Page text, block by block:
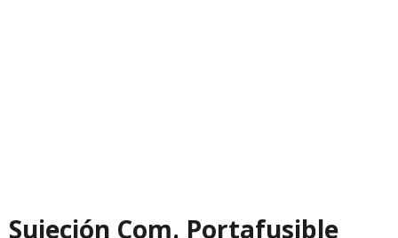
Sujeción Com. Portafusible